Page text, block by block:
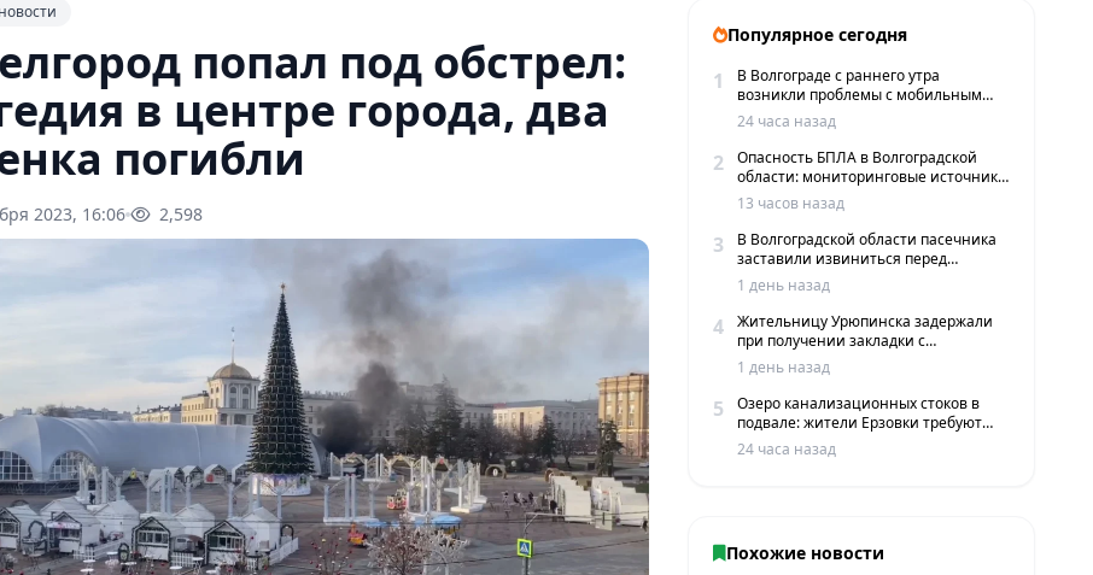
попал под обстрел:
в центре города, два
погибли
2023, 16:06 2,598
Популярное сегодня
1
В Волгограде с раннего утра
возникли проблемы с мобильным
интернетом и сервисами такси
24 часа назад
2
Опасность БПЛА в Волгоградской
области: мониторинговые источники
сообщают о пролетах беспилотников
13 часов назад
3
В Волгоградской области пасечника
заставили извиниться перед
жителями хутора
1 день назад
4
Жительницу Урюпинска задержали
при получении закладки с
мефедроном в Волгограде
1 день назад
5
Озеро канализационных стоков в
подвале: жители Ерзовки требуют
срочных мер
24 часа назад
Похожие новости